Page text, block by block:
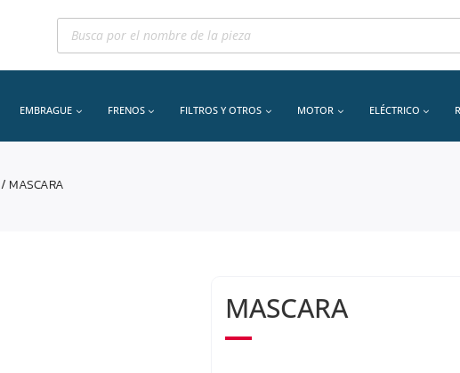
Búsqueda
productos
EMBRAGUE FRENOS FILTROS Y OTROS MOTOR ELÉCTRICO
/ MASCARA
MASCARA